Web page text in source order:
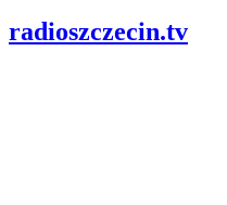
radioszczecin.tv